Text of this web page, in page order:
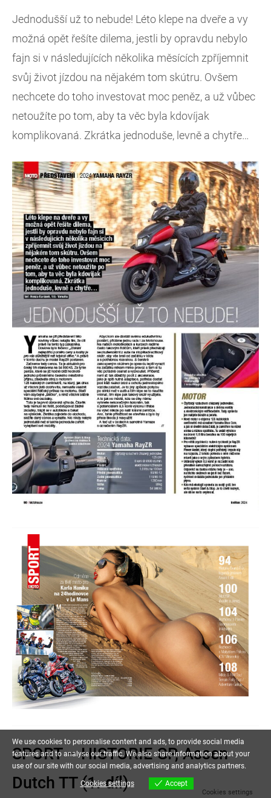
Jednodušší už to nebude! Léto klepe na dveře a vy
možná opět řešíte dilema, jestli by opravdu nebylo
fajn si v následujících několika měsících zpříjemnit
svůj život jízdou na nějakém tom skútru. Ovšem
nechcete do toho investovat moc peněz, a už vůbec
netoužíte po tom, aby ta věc byla kdovíjak
komplikovaná. Zkrátka jednoduše, levně a chytře…
SPORT – HISTORIE GP, Assen
Dutch TT (1. díl)
We use cookies to personalise content and ads, to provide social media
features and to analyse our traffic. We also share information about your
use of our site with our social media, advertising and analytics partners.
Cookies settings Accept
Cookies settings